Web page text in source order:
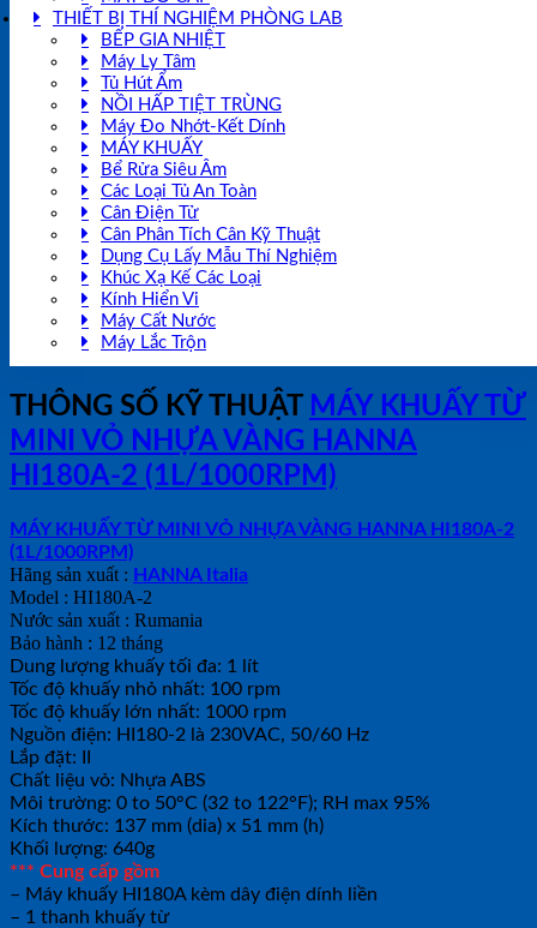
THIẾT BỊ THÍ NGHIỆM PHÒNG LAB
BẾP GIA NHIỆT
Máy Ly Tâm
Tủ Hút Ẩm
NỒI HẤP TIỆT TRÙNG
Máy Đo Nhớt-Kết Dính
MÁY KHUẤY
Bể Rửa Siêu Âm
Các Loại Tủ An Toàn
Cân Điện Tử
Cân Phân Tích Cân Kỹ Thuật
Dụng Cụ Lấy Mẫu Thí Nghiệm
Khúc Xạ Kế Các Loại
Kính Hiển Vi
Máy Cất Nước
Máy Lắc Trộn
THÔNG SỐ KỸ THUẬT MÁY KHUẤY TỪ
MINI VỎ NHỰA VÀNG HANNA
HI180A-2 (1L/1000RPM)
MÁY KHUẤY TỪ MINI VỎ NHỰA VÀNG HANNA HI180A-2
(1L/1000RPM)
Hãng sản xuất : HANNA Italia
Model : HI180A-2
Nước sản xuất : Rumania
Bảo hành : 12 tháng
Dung lượng khuấy tối đa: 1 lít
Tốc độ khuấy nhỏ nhất: 100 rpm
Tốc độ khuấy lớn nhất: 1000 rpm
Nguồn điện: HI180-2 là 230VAC, 50/60 Hz
Lắp đặt: II
Chất liệu vỏ: Nhựa ABS
Môi trường: 0 to 50°C (32 to 122°F); RH max 95%
Kích thước: 137 mm (dia) x 51 mm (h)
Khối lượng: 640g
*** Cung cấp gồm
– Máy khuấy HI180A kèm dây điện dính liền
– 1 thanh khuấy từ